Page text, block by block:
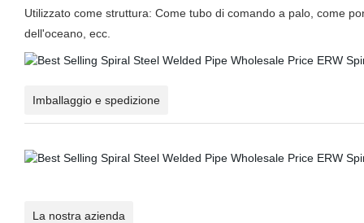
Utilizzato come struttura: Come tubo di comando a palo, come
dell'oceano, ecc.
Imballaggio e spedizione
La nostra azienda